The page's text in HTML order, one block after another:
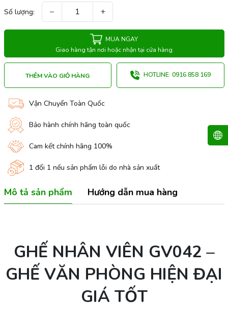
Số lượng: − +
MUA NGAY
Giao hàng tận nơi hoặc nhận tại cửa hàng
THÊM VÀO GIỎ HÀNG HOTLINE: 0916 858 169
Vận Chuyển Toàn Quốc
Bảo hành chính hãng toàn quốc
Cam kết chính hãng 100%
1 đổi 1 nếu sản phẩm lỗi do nhà sản xuất
Mô tả sản phẩm Hướng dẫn mua hàng
GHẾ NHÂN VIÊN GV042 –
GHẾ VĂN PHÒNG HIỆN ĐẠI
GIÁ TỐT